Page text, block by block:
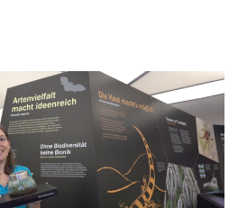
Digital – Homeschooling